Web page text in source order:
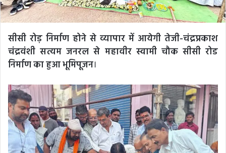
सीसी रोड़ निर्माण होने से व्यापार में आयेगी तेजी-चंद्रप्रकाश
चंद्रवंशी सत्यम जनरल से महावीर स्वामी चौक सीसी रोड
निर्माण का हुआ भूमिपूजन।